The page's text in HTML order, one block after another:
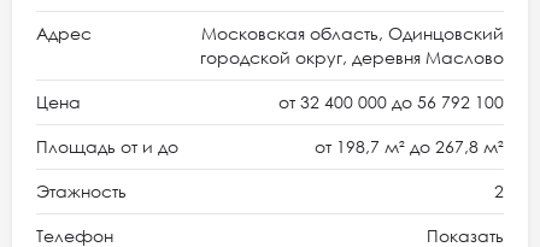
Адрес
Московская область, Одинцовский
городской округ, деревня Маслово
Цена от 32 400 000 до 56 792 100
Площадь от и до от 198,7 м² до 267,8 м²
Этажность 2
Телефон Показать